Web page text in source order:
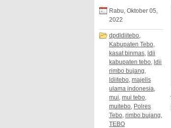
Rabu, Oktober 05,
2022
dpdldiitebo
Kabupaten Tebo
kasat binmas ldii
kabupaten tebo ldii
rimbo bujang
ldiitebo majelis
ulama indonesia
mui mui tebo
muitebo Polres
Tebo rimbo bujang
TEBO